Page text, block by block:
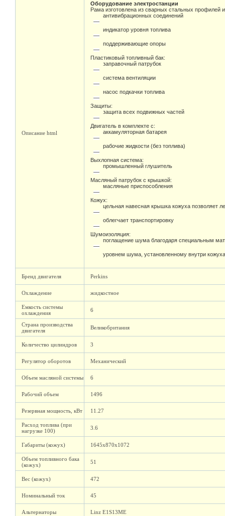
Описание html
Оборудование электростанции
Рама изготовлена из сварных стальных профилей и
антивибрационных соединений
индикатор уровня топлива
поддерживающие опоры
Пластиковый топливный бак:
заправочный патрубок
система вентиляции
насос подкачки топлива
Защиты:
защита всех подвижных частей
Двигатель в комплекте с:
аккамуляторная батарея
рабочие жидкости (без топлива)
Выхлопная система:
промышленный глушитель
Масляный патрубок с крышкой:
масляные приспособления
Кожух:
цельная навесная крышка кожуха позволяет
облегчает транспортировку
Шумоизоляция:
поглащение шума благодаря специальным
уровнем шума, установленному внутри кожуха
Бренд двигателя Perkins
Охлаждение жидкостное
Емкость системы
охлаждения
6
Страна производства
двигателя
Великобритания
Количество цилиндров 3
Регулятор оборотов Механический
Объем масляной системы 6
Рабочий объем 1496
Резервная мощность, кВт 11.27
Расход топлива (при
нагрузке 100)
3.6
Габариты (кожух) 1645х870х1072
Объем топливного бака
(кожух)
51
Вес (кожух) 472
Номинальный ток 45
Альтернаторы Linz E1S13ME